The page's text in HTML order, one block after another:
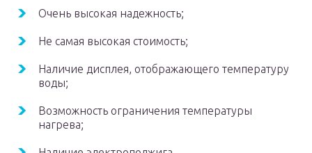
Очень высокая надежность;
Не самая высокая стоимость;
Наличие дисплея, отображающего температуру
воды;
Возможность ограничения температуры
нагрева;